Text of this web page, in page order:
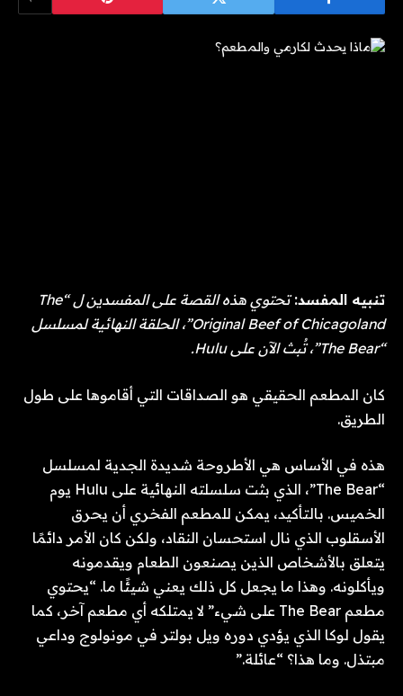
تنبيه المفسد:تحتوي هذه القصة على المفسدين ل “The
Original Beef of Chicagoland”، الحلقة النهائية لمسلسل
“The Bear”، تُبث الآن على Hulu.
كان المطعم الحقيقي هو الصداقات التي أقاموها على طول
الطريق.
هذه في الأساس هي الأطروحة شديدة الجدية لمسلسل
“The Bear”، الذي بثت سلسلته النهائية على Hulu يوم
الخميس. بالتأكيد، يمكن للمطعم الفخري أن يحرق
الأسقلوب الذي نال استحسان النقاد، ولكن كان الأمر دائمًا
يتعلق بالأشخاص الذين يصنعون الطعام ويقدمونه
ويأكلونه. وهذا ما يجعل كل ذلك يعني شيئًا ما. “يحتوي
مطعم The Bear على شيء” لا يمتلكه أي مطعم آخر، كما
يقول لوكا الذي يؤدي دوره ويل بولتر في مونولوج وداعي
مبتذل. وما هذا؟ “عائلة.”